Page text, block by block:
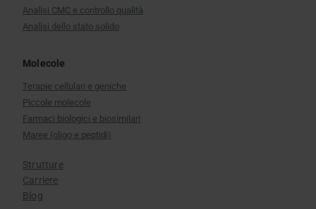
Analisi CMC e controllo qualità
Analisi dello stato solido
Molecole
Terapie cellulari e geniche
Piccole molecole
Farmaci biologici e biosimilari
Maree (oligo e peptidi)
Strutture
Carriere
Blog